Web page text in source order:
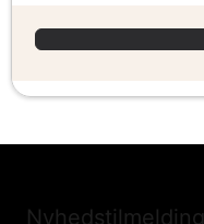
Nyhedstilmelding